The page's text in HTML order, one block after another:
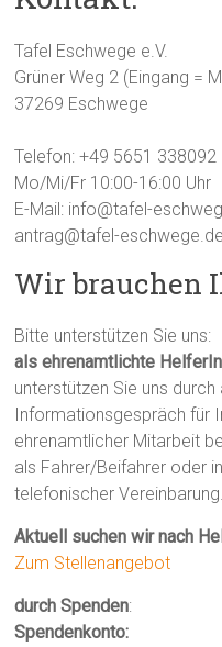
Tafel Eschwege e.V.
Grüner Weg 2 (Eingang =
37269 Eschwege
Telefon: +49 5651 338092
Mo/Mi/Fr 10:00-16:00 Uhr
E-Mail: info@tafel-
antrag@tafel-eschwege.de
Wir brauchen
Bitte unterstützen Sie uns:
als ehrenamtlichte HelferIn
unterstützen Sie uns durch
Informationsgespräch für
ehrenamtlicher Mitarbeit
als Fahrer/Beifahrer oder
telefonischer Vereinbarung.
Aktuell suchen wir nach
Zum Stellenangebot
durch Spenden:
Spendenkonto: